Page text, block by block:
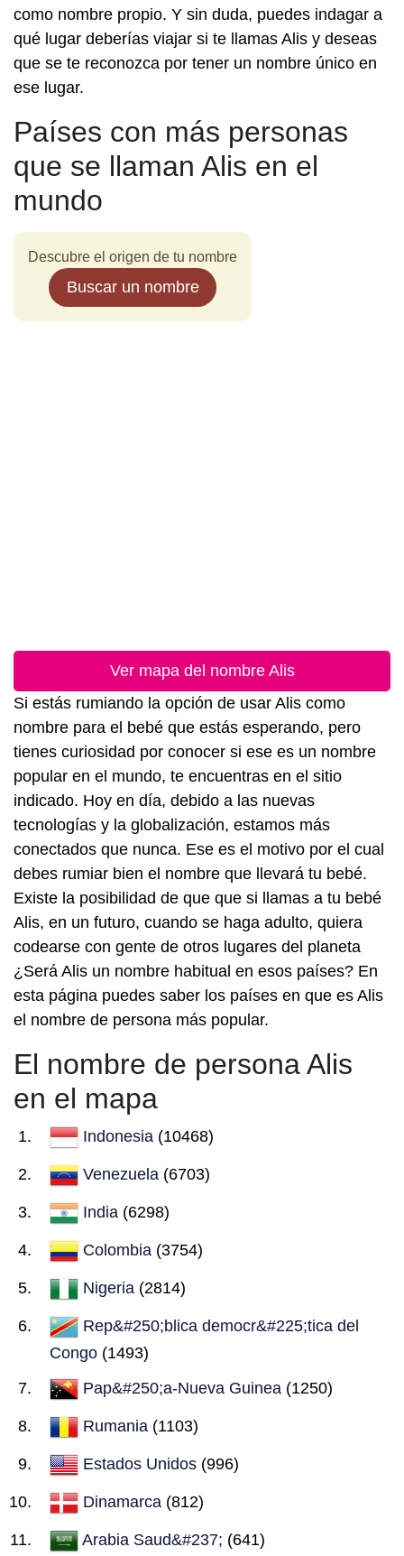
como nombre propio. Y sin duda, puedes indagar a
qué lugar deberías viajar si te llamas Alis y deseas
que se te reconozca por tener un nombre único en
ese lugar.
Países con más personas
que se llaman Alis en el
mundo
Descubre el origen de tu nombre
Buscar un nombre
Ver mapa del nombre Alis
Si estás rumiando la opción de usar Alis como
nombre para el bebé que estás esperando, pero
tienes curiosidad por conocer si ese es un nombre
popular en el mundo, te encuentras en el sitio
indicado. Hoy en día, debido a las nuevas
tecnologías y la globalización, estamos más
conectados que nunca. Ese es el motivo por el cual
debes rumiar bien el nombre que llevará tu bebé.
Existe la posibilidad de que que si llamas a tu bebé
Alis, en un futuro, cuando se haga adulto, quiera
codearse con gente de otros lugares del planeta
¿Será Alis un nombre habitual en esos países? En
esta página puedes saber los países en que es Alis
el nombre de persona más popular.
El nombre de persona Alis
en el mapa
Indonesia (10468)
Venezuela (6703)
India (6298)
Colombia (3754)
Nigeria (2814)
Rep&#250;blica democr&#225;tica del
Congo (1493)
Pap&#250;a-Nueva Guinea (1250)
Rumania (1103)
Estados Unidos (996)
Dinamarca (812)
Arabia Saud&#237; (641)